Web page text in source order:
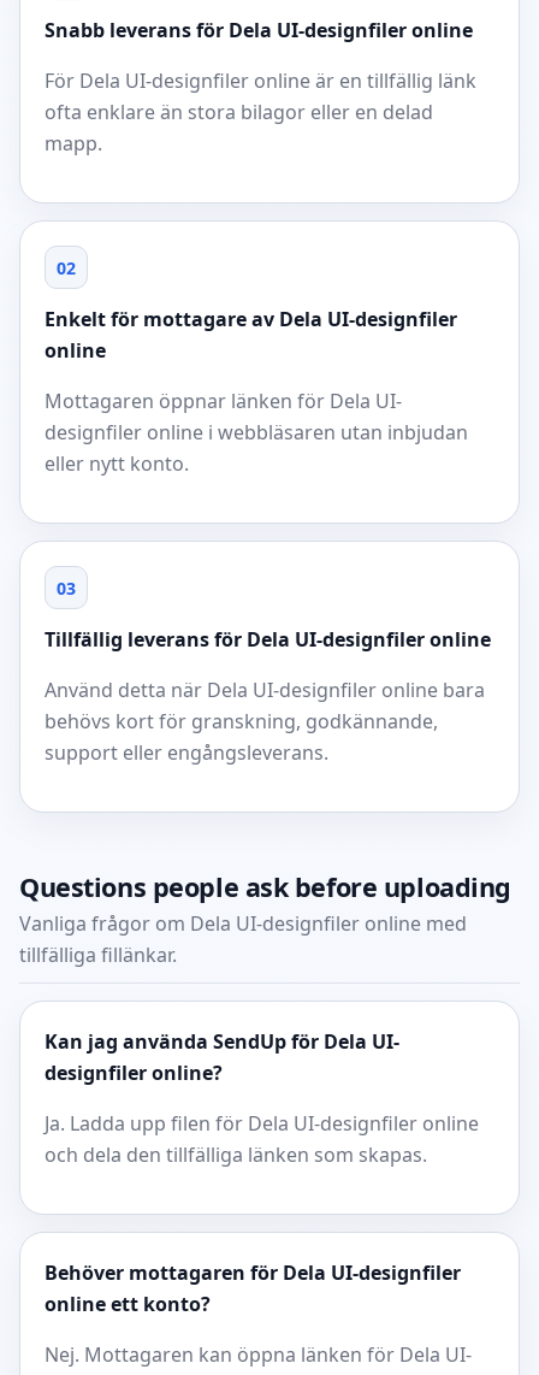
Snabb leverans för Dela UI-designfiler online
För Dela UI-designfiler online är en tillfällig länk
ofta enklare än stora bilagor eller en delad
mapp.
02
Enkelt för mottagare av Dela UI-designfiler
online
Mottagaren öppnar länken för Dela UI-
designfiler online i webbläsaren utan inbjudan
eller nytt konto.
03
Tillfällig leverans för Dela UI-designfiler online
Använd detta när Dela UI-designfiler online bara
behövs kort för granskning, godkännande,
support eller engångsleverans.
Questions people ask before uploading
Vanliga frågor om Dela UI-designfiler online med
tillfälliga fillänkar.
Kan jag använda SendUp för Dela UI-
designfiler online?
Ja. Ladda upp filen för Dela UI-designfiler online
och dela den tillfälliga länken som skapas.
Behöver mottagaren för Dela UI-designfiler
online ett konto?
Nej. Mottagaren kan öppna länken för Dela UI-